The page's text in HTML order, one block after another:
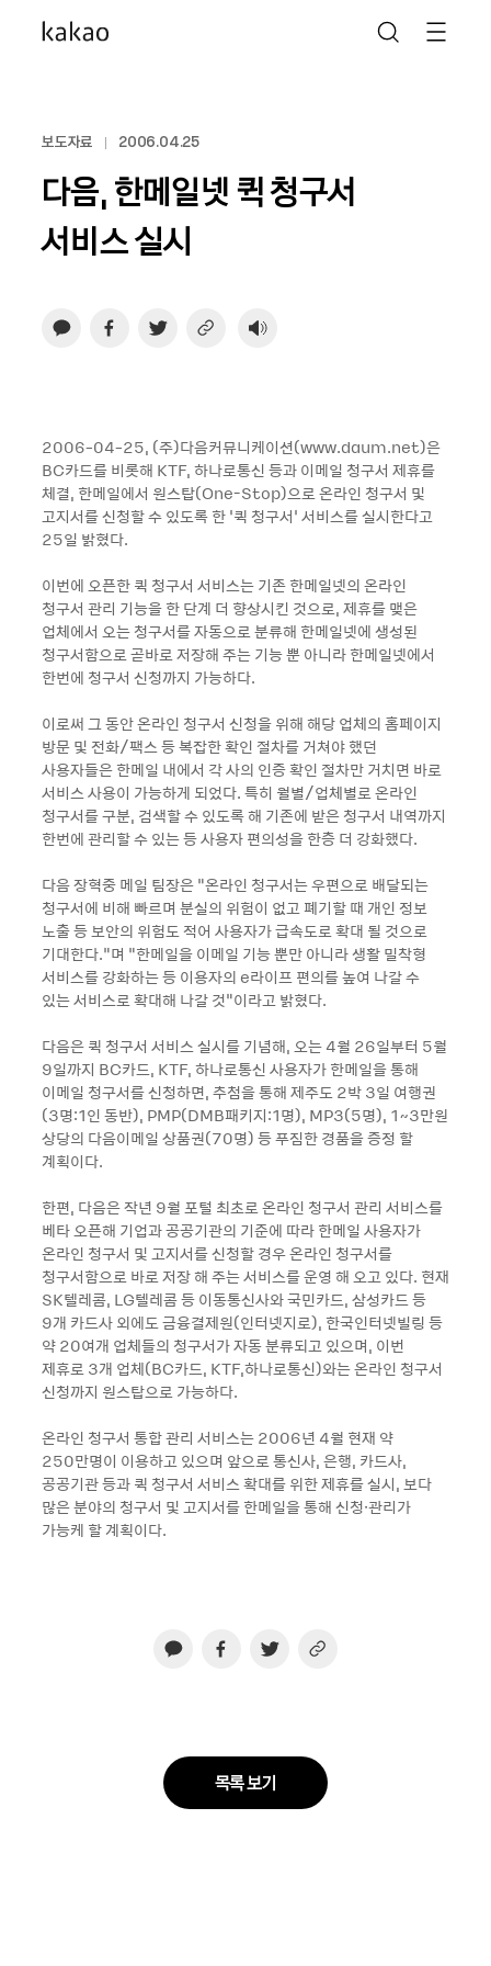
보도자료 2006.04.25
다음, 한메일넷 퀵 청구서
서비스 실시
2006-04-25, (주)다음커뮤니케이션(www.daum.net)은
BC카드를 비롯해 KTF, 하나로통신 등과 이메일 청구서 제휴를
체결, 한메일에서 원스탑(One-Stop)으로 온라인 청구서 및
고지서를 신청할 수 있도록 한 ‘퀵 청구서’ 서비스를 실시한다고
25일 밝혔다.
이번에 오픈한 퀵 청구서 서비스는 기존 한메일넷의 온라인
청구서 관리 기능을 한 단계 더 향상시킨 것으로, 제휴를 맺은
업체에서 오는 청구서를 자동으로 분류해 한메일넷에 생성된
청구서함으로 곧바로 저장해 주는 기능 뿐 아니라 한메일넷에서
한번에 청구서 신청까지 가능하다.
이로써 그 동안 온라인 청구서 신청을 위해 해당 업체의 홈페이지
방문 및 전화/팩스 등 복잡한 확인 절차를 거쳐야 했던
사용자들은 한메일 내에서 각 사의 인증 확인 절차만 거치면 바로
서비스 사용이 가능하게 되었다. 특히 월별/업체별로 온라인
청구서를 구분, 검색할 수 있도록 해 기존에 받은 청구서 내역까지
한번에 관리할 수 있는 등 사용자 편의성을 한층 더 강화했다.
다음 장혁중 메일 팀장은 “온라인 청구서는 우편으로 배달되는
청구서에 비해 빠르며 분실의 위험이 없고 폐기할 때 개인 정보
노출 등 보안의 위험도 적어 사용자가 급속도로 확대 될 것으로
기대한다.”며 “한메일을 이메일 기능 뿐만 아니라 생활 밀착형
서비스를 강화하는 등 이용자의 e라이프 편의를 높여 나갈 수
있는 서비스로 확대해 나갈 것”이라고 밝혔다.
다음은 퀵 청구서 서비스 실시를 기념해, 오는 4월 26일부터 5월
9일까지 BC카드, KTF, 하나로통신 사용자가 한메일을 통해
이메일 청구서를 신청하면, 추첨을 통해 제주도 2박 3일 여행권
(3명:1인 동반), PMP(DMB패키지:1명), MP3(5명), 1~3만원
상당의 다음이메일 상품권(70명) 등 푸짐한 경품을 증정 할
계획이다.
한편, 다음은 작년 9월 포털 최초로 온라인 청구서 관리 서비스를
베타 오픈해 기업과 공공기관의 기준에 따라 한메일 사용자가
온라인 청구서 및 고지서를 신청할 경우 온라인 청구서를
청구서함으로 바로 저장 해 주는 서비스를 운영 해 오고 있다. 현재
SK텔레콤, LG텔레콤 등 이동통신사와 국민카드, 삼성카드 등
9개 카드사 외에도 금융결제원(인터넷지로), 한국인터넷빌링 등
약 20여개 업체들의 청구서가 자동 분류되고 있으며, 이번
제휴로 3개 업체(BC카드, KTF,하나로통신)와는 온라인 청구서
신청까지 원스탑으로 가능하다.
온라인 청구서 통합 관리 서비스는 2006년 4월 현재 약
250만명이 이용하고 있으며 앞으로 통신사, 은행, 카드사,
공공기관 등과 퀵 청구서 서비스 확대를 위한 제휴를 실시, 보다
많은 분야의 청구서 및 고지서를 한메일을 통해 신청·관리가
가능케 할 계획이다.
목록 보기